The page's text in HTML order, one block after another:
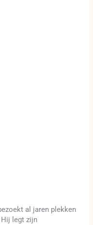
al jaren plekken
legt zijn